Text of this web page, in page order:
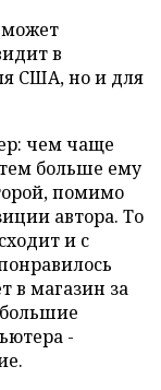
может
в
США, но и для
чем чаще
больше ему
помимо
автора. То
и с
в магазин за
-